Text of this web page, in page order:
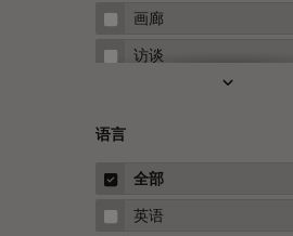
Microhub成像
Neuro-Oncology
Neurovascular Surgery
画廊
访谈
概述
语言
全部
英语